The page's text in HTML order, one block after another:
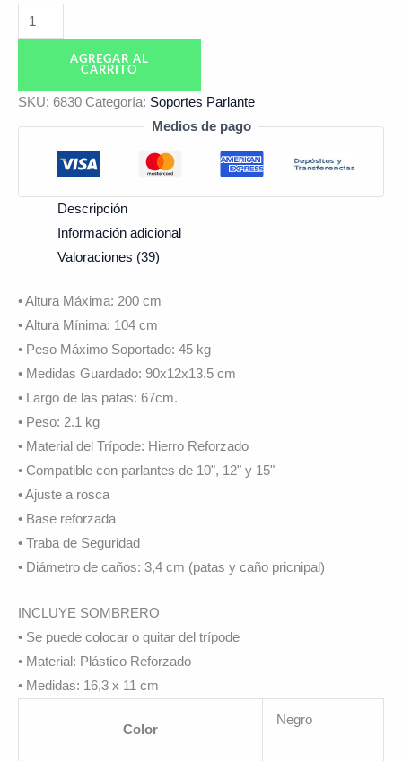
AGREGAR AL
CARRITO
SKU: 6830 Categoría: Soportes Parlante
Medios de pago
Descripción
Información adicional
Valoraciones (39)
• Altura Máxima: 200 cm
• Altura Mínima: 104 cm
• Peso Máximo Soportado: 45 kg
• Medidas Guardado: 90x12x13.5 cm
• Largo de las patas: 67cm.
• Peso: 2.1 kg
• Material del Trípode: Hierro Reforzado
• Compatible con parlantes de 10", 12" y 15"
• Ajuste a rosca
• Base reforzada
• Traba de Seguridad
• Diámetro de caños: 3,4 cm (patas y caño pricnipal)
INCLUYE SOMBRERO
• Se puede colocar o quitar del trípode
• Material: Plástico Reforzado
• Medidas: 16,3 x 11 cm
Color
Negro